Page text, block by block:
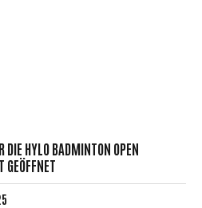
DIE HYLO BADMINTON OPEN
GEÖFFNET